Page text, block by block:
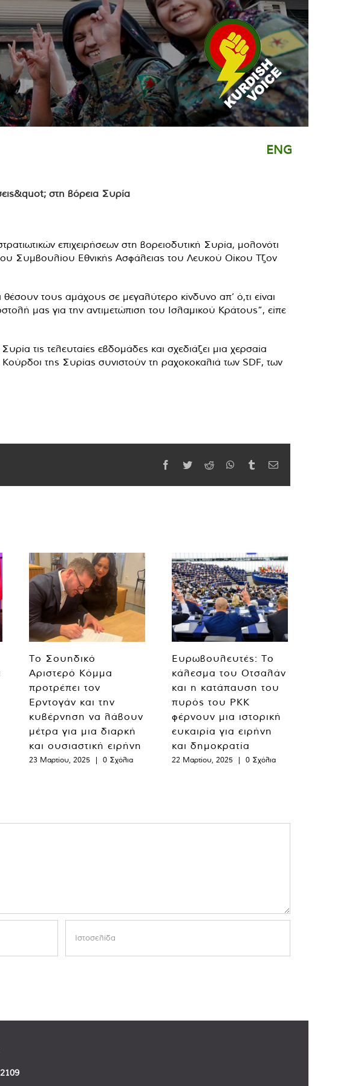
ENG
επιχειρήσεων στη βορειοδυτική Συρία, μολονότι
Συμβουλίου Εθνικής Ασφάλειας του Λευκού Οίκου Τζον
τους αμάχους σε μεγαλύτερο κίνδυνο απ’ ό,τι είναι
μας για την αντιμετώπιση του Ισλαμικού Κράτους”, είπε
τις τελευταίες εβδομάδες και σχεδιάζει μια χερσαία
της Συρίας συνιστούν τη ραχοκοκαλιά των SDF, των
Facebook
TwitterReddit WhatsApp
TumblrEmail
Το Σουηδικό
Αριστερό Κόμμα
προτρέπει τον
Ερντογάν και την
κυβέρνηση να λάβουν
μέτρα για μια διαρκή
και ουσιαστική ειρήνη
23 Μαρτίου, 2025 | 0 Σχόλια
Ευρωβουλευτές: Το
κάλεσμα του Οτσαλάν
και η κατάπαυση του
πυρός του PKK
φέρνουν μια ιστορική
ευκαιρία για ειρήνη
και δημοκρατία
22 Μαρτίου, 2025 | 0 Σχόλια